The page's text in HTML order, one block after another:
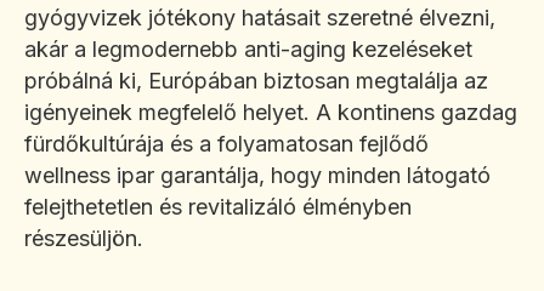
gyógyvizek jótékony hatásait szeretné élvezni,
akár a legmodernebb anti-aging kezeléseket
próbálná ki, Európában biztosan megtalálja az
igényeinek megfelelő helyet. A kontinens gazdag
fürdőkultúrája és a folyamatosan fejlődő
wellness ipar garantálja, hogy minden látogató
felejthetetlen és revitalizáló élményben
részesüljön.